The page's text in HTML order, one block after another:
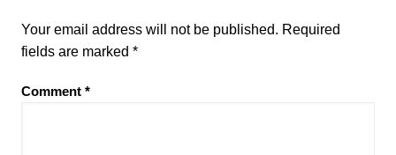
Your email address will not be published. Required
fields are marked *
Comment *